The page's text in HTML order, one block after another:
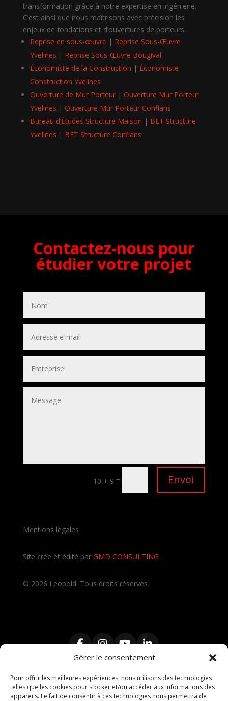
Gérer le consentement
Pour offrir les meilleures expériences, nous utilisons des technologies
telles que les cookies pour stocker et/ou accéder aux informations des
appareils. Le fait de consentir à ces technologies nous permettra de
transformation grâce à notre expertise en ingénierie.
C’est ainsi que nous maîtrisons avec précision les
enjeux de fondations et d’ouvertures de porteurs.
Reprise en sous-œuvre | Reprise Sous-Œuvre
Yvelines | Reprise Sous-Œuvre Bougival
Économiste de la Construction | Économiste
Construction Yvelines
Ouverture de Mur Porteur| Ouverture Mur Porteur
Yvelines | Ouverture Mur Porteur Conflans
Bureau d’Études Structure Maison | BET Structure
Yvelines | BET Structure Conflans
Contactez-nous pour
étudier votre projet
10 + 9 = Envoi
Mentions légales
Site crée et édité par GMD CONSULTING
© 2026 Leopold. Tous droits réservés.
Contractant Général,Travaux clé en main,Architecte,